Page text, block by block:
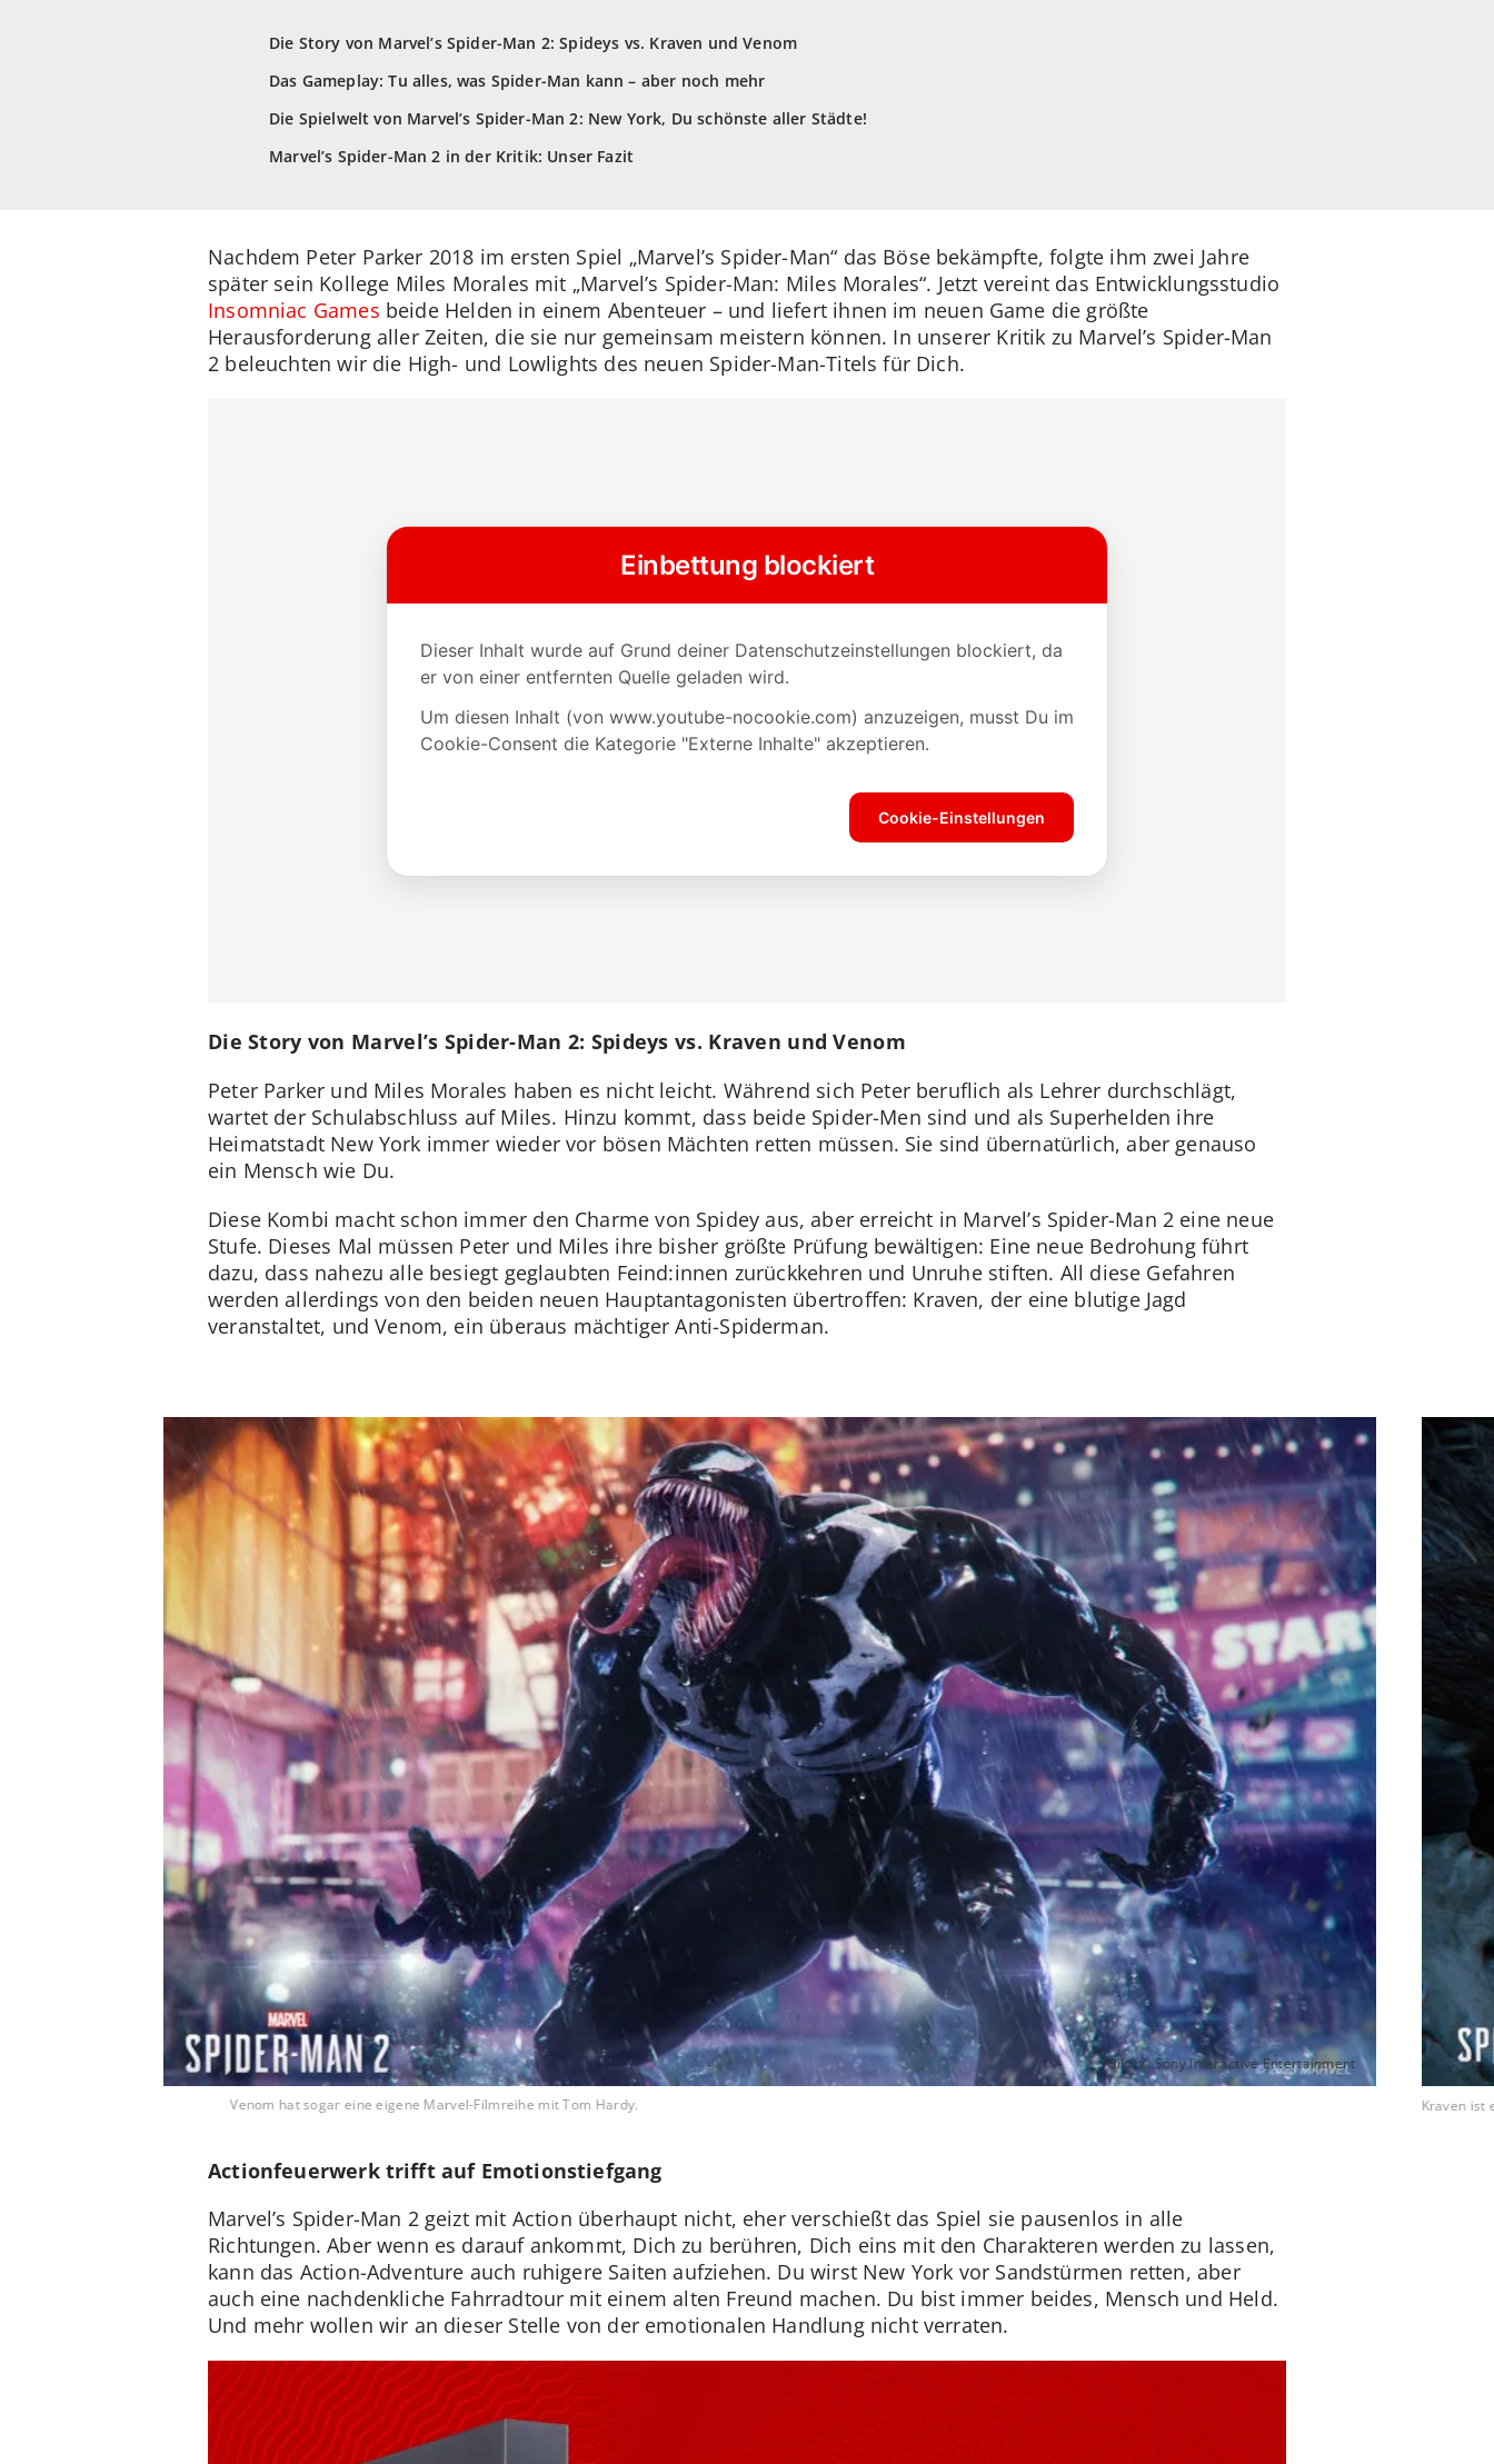
Die Story von Marvel’s Spider-Man 2: Spideys vs. Kraven und Venom
Das Gameplay: Tu alles, was Spider-Man kann – aber noch mehr
Die Spielwelt von Marvel’s Spider-Man 2: New York, Du schönste aller Städte!
Marvel’s Spider-Man 2 in der Kritik: Unser Fazit
Nachdem Peter Parker 2018 im ersten Spiel „Marvel’s Spider-Man“ das Böse bekämpfte, folgte ihm zwei Jahre
später sein Kollege Miles Morales mit „Marvel’s Spider-Man: Miles Morales“. Jetzt vereint das Entwicklungsstudio
Insomniac Games beide Helden in einem Abenteuer – und liefert ihnen im neuen Game die größte
Herausforderung aller Zeiten, die sie nur gemeinsam meistern können. In unserer Kritik zu Marvel’s Spider-Man
2 beleuchten wir die High- und Lowlights des neuen Spider-Man-Titels für Dich.
Die Story von Marvel’s Spider-Man 2: Spideys vs. Kraven und Venom
Peter Parker und Miles Morales haben es nicht leicht. Während sich Peter beruflich als Lehrer durchschlägt,
wartet der Schulabschluss auf Miles. Hinzu kommt, dass beide Spider-Men sind und als Superhelden ihre
Heimatstadt New York immer wieder vor bösen Mächten retten müssen. Sie sind übernatürlich, aber genauso
ein Mensch wie Du.
Diese Kombi macht schon immer den Charme von Spidey aus, aber erreicht in Marvel’s Spider-Man 2 eine neue
Stufe. Dieses Mal müssen Peter und Miles ihre bisher größte Prüfung bewältigen: Eine neue Bedrohung führt
dazu, dass nahezu alle besiegt geglaubten Feind:innen zurückkehren und Unruhe stiften. All diese Gefahren
werden allerdings von den beiden neuen Hauptantagonisten übertroffen: Kraven, der eine blutige Jagd
veranstaltet, und Venom, ein überaus mächtiger Anti-Spiderman.
Venom hat sogar eine eigene Marvel-Filmreihe mit Tom Hardy.
Bild: © Sony Interactive Entertainment
Kraven ist
Actionfeuerwerk trifft auf Emotionstiefgang
Marvel’s Spider-Man 2 geizt mit Action überhaupt nicht, eher verschießt das Spiel sie pausenlos in alle
Richtungen. Aber wenn es darauf ankommt, Dich zu berühren, Dich eins mit den Charakteren werden zu lassen,
kann das Action-Adventure auch ruhigere Saiten aufziehen. Du wirst New York vor Sandstürmen retten, aber
auch eine nachdenkliche Fahrradtour mit einem alten Freund machen. Du bist immer beides, Mensch und Held.
Und mehr wollen wir an dieser Stelle von der emotionalen Handlung nicht verraten.